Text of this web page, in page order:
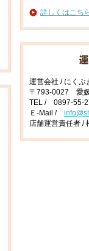
詳しくはこち
運営会社 / にくぶ
〒793-0027 愛
TEL / 0897-55-
Ｅ-Mail /
店舗運営責任者 /